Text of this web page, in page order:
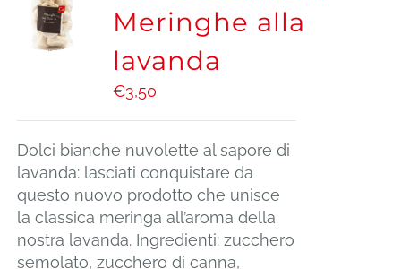
Meringhe alla
lavanda
€3,50
Dolci bianche nuvolette al sapore di
lavanda: lasciati conquistare da
questo nuovo prodotto che unisce
la classica meringa all’aroma della
nostra lavanda. Ingredienti: zucchero
semolato, zucchero di canna,